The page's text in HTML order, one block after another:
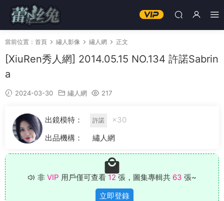
當前位置： 首頁 繡人影像 繡人網 正文
[XiuRen秀人網] 2014.05.15 NO.134 許諾Sabrin
a
2024-03-30 繡人網 217
出鏡模特： 許諾
×30
出品機構：
繡人網
非 VIP 用戶僅可查看 12 張，圖集專輯共 63 張~
立即登錄